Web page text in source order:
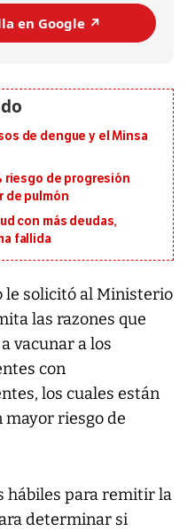
en Google ↗️
de dengue y el Minsa
riesgo de progresión
de pulmón
con más deudas,
fallida
le solicitó al Ministerio
las razones que
vacunar a los
con
los cuales están
mayor riesgo de
hábiles para remitir la
determinar si